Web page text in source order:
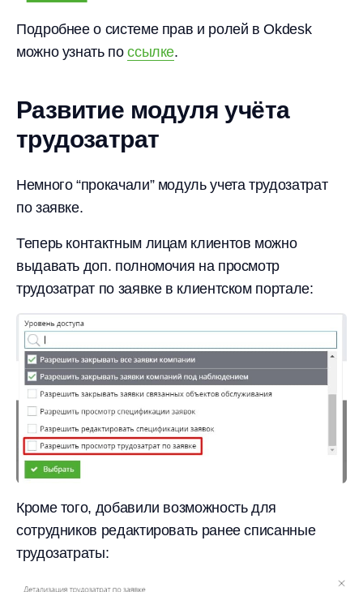
Подробнее о системе прав и ролей в Okdesk
можно узнать поссылке.
Развитие модуля учёта
трудозатрат
Немного “прокачали” модуль учета трудозатрат
по заявке.
Теперь контактным лицам клиентов можно
выдавать доп. полномочия на просмотр
трудозатрат по заявке в клиентском портале:
Кроме того, добавили возможность для
сотрудников редактировать ранее списанные
трудозатраты: